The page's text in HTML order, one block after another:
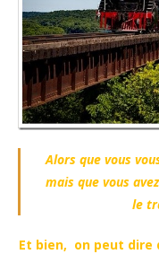
Alors que vous
mais que vous
le
Et bien, on peut dire